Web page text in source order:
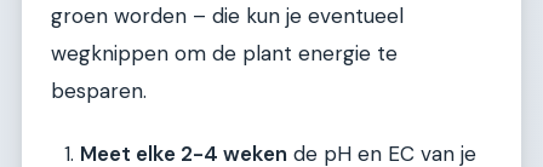
groen worden – die kun je eventueel
wegknippen om de plant energie te
besparen.
Meet elke 2-4 weken de pH en EC van je